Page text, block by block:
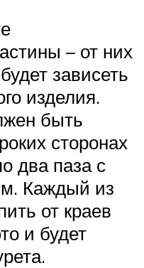
– от них
зависеть
изделия.
быть
сторонах
два паза с
Каждый из
от краев
и будет